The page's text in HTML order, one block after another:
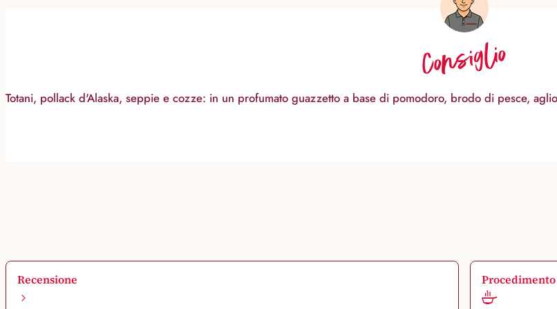
Consiglio
Totani, pollack d'Alaska, seppie e cozze: in un profumato guazzetto a base di pomodoro, brodo di pesce,
Recensione Procedimento